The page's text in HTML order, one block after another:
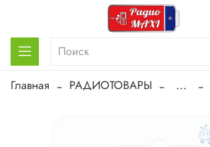
Главная РАДИОТОВАРЫ ...